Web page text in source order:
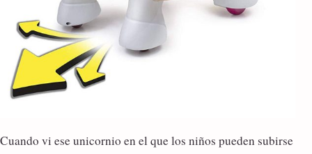
Cuando vi ese unicornio en el que los niños pueden subirse